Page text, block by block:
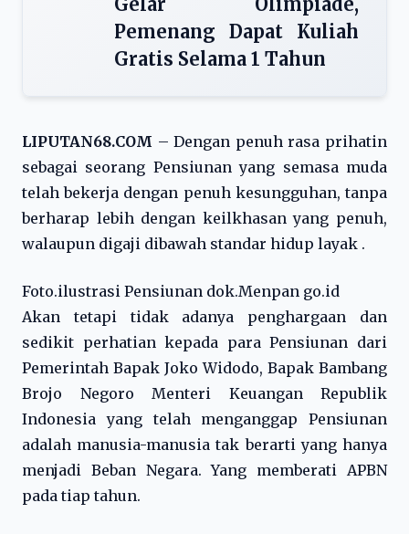
Pemenang Dapat Kuliah
Gratis Selama 1 Tahun
LIPUTAN68.COM – Dengan penuh rasa prihatin
sebagai seorang Pensiunan yang semasa muda
telah bekerja dengan penuh kesungguhan, tanpa
berharap lebih dengan keilkhasan yang penuh,
walaupun digaji dibawah standar hidup layak .
Foto.ilustrasi Pensiunan dok.Menpan go.id
Akan tetapi tidak adanya penghargaan dan
sedikit perhatian kepada para Pensiunan dari
Pemerintah Bapak Joko Widodo, Bapak Bambang
Brojo Negoro Menteri Keuangan Republik
Indonesia yang telah menganggap Pensiunan
adalah manusia-manusia tak berarti yang hanya
menjadi Beban Negara. Yang memberati APBN
pada tiap tahun.